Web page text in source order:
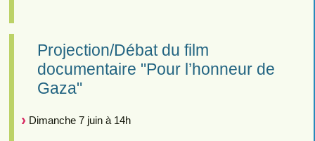
Projection/Débat du film
documentaire "Pour l’honneur de
Gaza"
Dimanche 7 juin à 14h